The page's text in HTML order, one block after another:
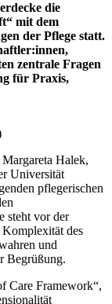
die
mit dem
der Pflege statt.
zentrale Fragen
für Praxis,
Halek,
Universität
pflegerischen
steht vor der
Komplexität des
und
Begrüßung.
Care Framework“,